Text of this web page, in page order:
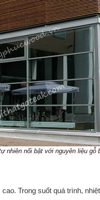
nhiên nổi bật với nguyên liệu gỗ
Trong suốt quá trình,